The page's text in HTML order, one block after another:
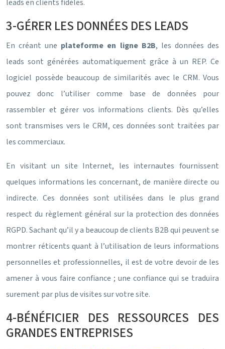
leads en clients fidèles.
3-GÉRER LES DONNÉES DES LEADS
En créant une plateforme en ligne B2B, les données des
leads sont générées automatiquement grâce à un REP. Ce
logiciel possède beaucoup de similarités avec le CRM. Vous
pouvez donc l’utiliser comme base de données pour
rassembler et gérer vos informations clients. Dès qu’elles
sont transmises vers le CRM, ces données sont traitées par
les commerciaux.
En visitant un site Internet, les internautes fournissent
quelques informations les concernant, de manière directe ou
indirecte. Ces données sont utilisées dans le plus grand
respect du règlement général sur la protection des données
RGPD. Sachant qu’il y a beaucoup de clients B2B qui peuvent se
montrer réticents quant à l’utilisation de leurs informations
personnelles et professionnelles, il est de votre devoir de les
amener à vous faire confiance ; une confiance qui se traduira
surement par plus de visites sur votre site.
4-BÉNÉFICIER DES RESSOURCES DES
GRANDES ENTREPRISES